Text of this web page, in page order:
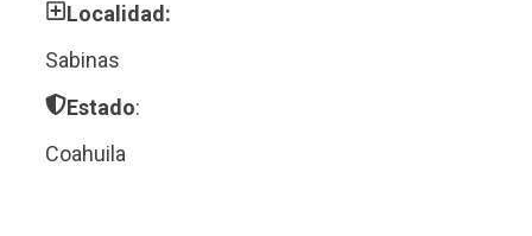
Localidad:
Sabinas
Estado:
Coahuila